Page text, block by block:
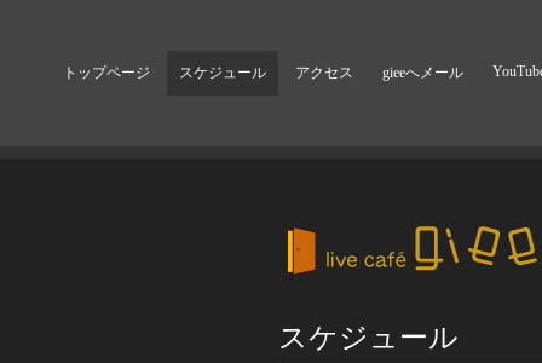
トップページ スケジュール アクセス gieeへメール
スケジュール